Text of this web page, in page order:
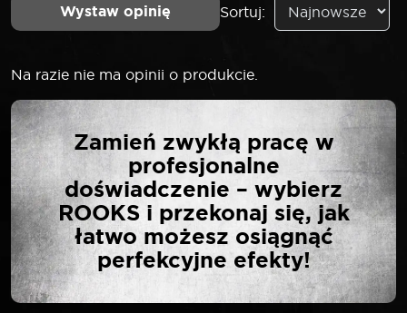
Wystaw opinię Sortuj:
Na razie nie ma opinii o produkcie.
NAPISZ PIERWSZĄ
OPINIĘ O „SELTA
NASADKA UDAROWA
KRÓTKA 1/2″ 30 MM”
Twój adres email nie zostanie opublikowany.
Wymagane pola są oznaczone
*
Zamień zwykłą pracę w
profesjonalne
doświadczenie – wybierz
ROOKS i przekonaj się, jak
łatwo możesz osiągnąć
perfekcyjne efekty!